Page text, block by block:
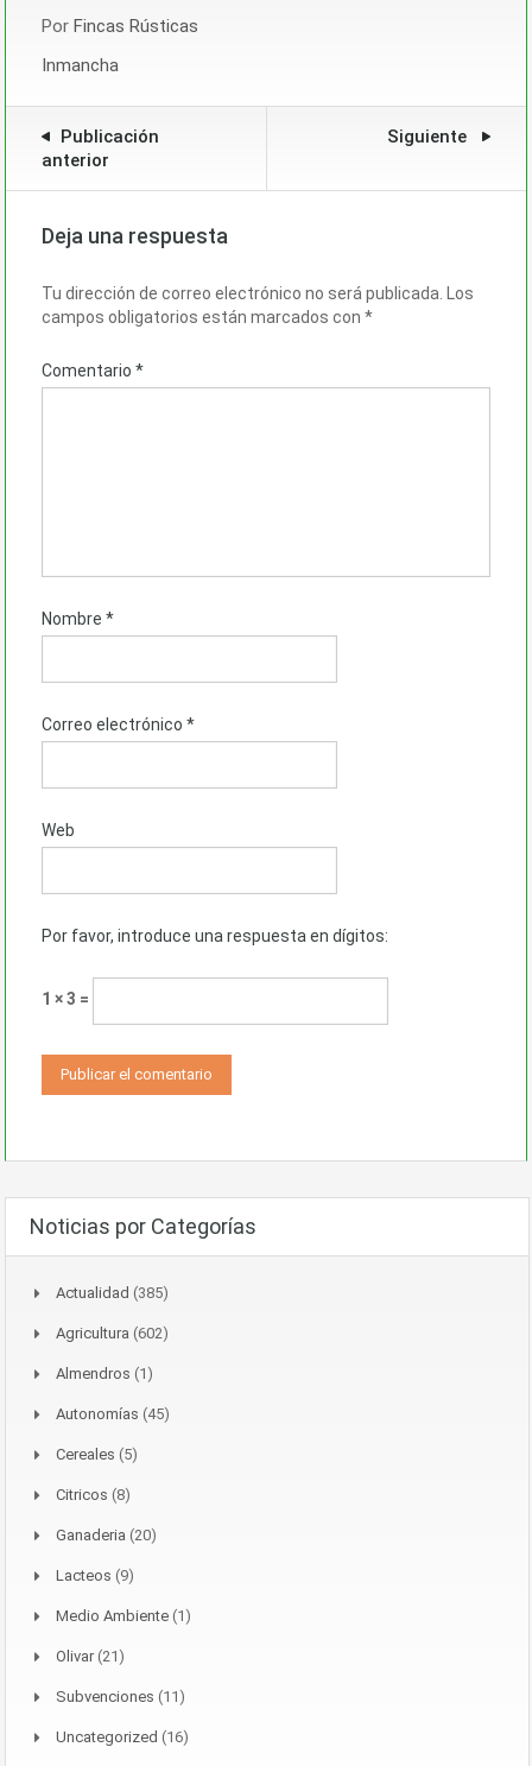
Por Fincas Rústicas
Inmancha
Publicación
anterior
Siguiente
Deja una respuesta
Tu dirección de correo electrónico no será publicada. Los
campos obligatorios están marcados con *
Comentario *
Nombre *
Correo electrónico *
Web
Por favor, introduce una respuesta en dígitos:
1 × 3 =
Noticias por Categorías
Actualidad (385)
Agricultura (602)
Almendros (1)
Autonomías (45)
Cereales (5)
Citricos (8)
Ganaderia (20)
Lacteos (9)
Medio Ambiente (1)
Olivar(21)
Subvenciones (11)
Uncategorized (16)